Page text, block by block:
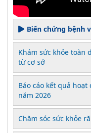
Biến chứng bệnh
Khám sức khỏe toàn
từ cơ sở
Báo cáo kết quả
năm 2026
Chăm sóc sức khỏe